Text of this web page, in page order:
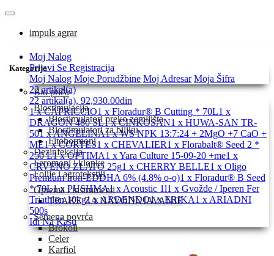
impuls agrar
Kategorije
Bio priča
Biostimulacija
Biostimulatori preko zemljišta
Biostimulatori za biljku
Fitohormoni
Dezinfekcija
Feromoni i klopke
Folije i agrotekstili
Oprema i instrumenti
TRAKE ZA NAVODNJAVANJE
Semena povrća
Brokoli
Celer
Karfiol
Moj Nalog
Prijavi Se Registracija
Moj Nalog Moje Porudžbine Moj Adresar Moja Šifra
22 artikal(a)
22 artikal(a), 92,930.00din
1 x CAPRICCIO1 x Floradur® B Cutting * 70L1 x
DRAGON 480 SL1 x CINKOSAN1 x HUWA-SAN TR-
501 x ANGELINA1 x WS NPK 13:7:24 + 2MgO +7 CaO +
ME1 x CORTES1 x CHEVALIER1 x Florabalt® Seed 2 *
250 L1 x OPTIMA1 x Yara Culture 15-09-20 +me1 x
CRVENO ZLATO 25g1 x CHERRY BELLE1 x Oligo
Premium Iron-EDDHA 6% (4.8% o-o)1 x Floradur® B Seed
* 70L1 x PUSHMA1 x Acoustic 1l1 x Gvožđe / Iperen Fer
Triathlon 10kg1 x ARDENDO1 x ERIKA1 x ARIADNI
500s
Idi Na Kasu